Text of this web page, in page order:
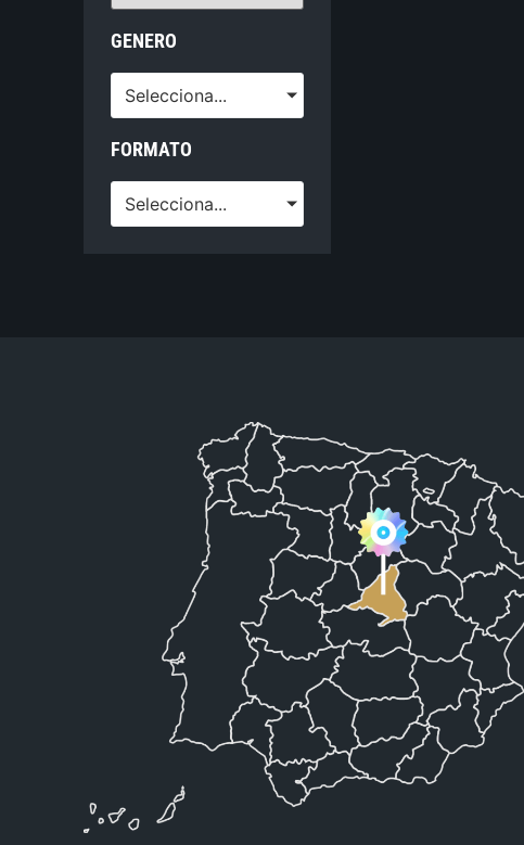
GENERO
Selecciona...
FORMATO
Selecciona...